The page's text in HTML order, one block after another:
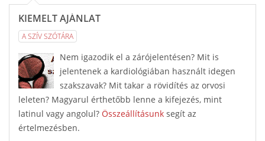
KIEMELT AJÁNLAT
A SZÍV SZÓTÁRA
Nem igazodik el a zárójelentésen? Mit is
jelentenek a kardiológiában használt idegen
szakszavak? Mit takar a rövidítés az orvosi
leleten? Magyarul érthetőbb lenne a kifejezés, mint
latinul vagy angolul? Összeállításunk segít az
értelmezésben.